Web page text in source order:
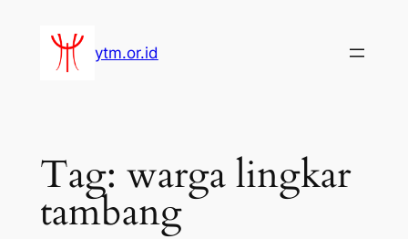
konten
ytm.or.id
Tag: warga lingkar
tambang